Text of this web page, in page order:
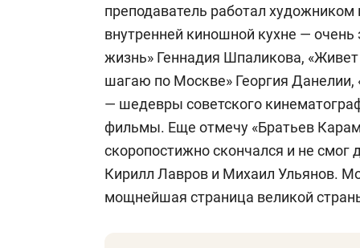
преподаватель работал художником
внутренней киношной кухне —
жизнь» Геннадия Шпаликова,
шагаю по Москве» Георгия Данелии,
— шедевры советского
фильмы. Еще отмечу «Братьев
скоропостижно скончался и не
Кирилл Лавров и Михаил Ульянов.
мощнейшая страница великой